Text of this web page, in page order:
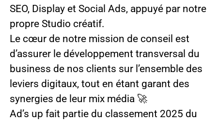
SEO, Display et Social Ads, appuyé par notre
propre Studio créatif.
Le cœur de notre mission de conseil est
d’assurer le développement transversal du
business de nos clients sur l’ensemble des
leviers digitaux, tout en étant garant des
synergies de leur mix média 🚀
Ad’s up fait partie du classement 2025 du